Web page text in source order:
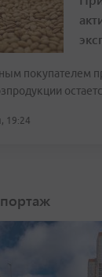
покупателем
19:24